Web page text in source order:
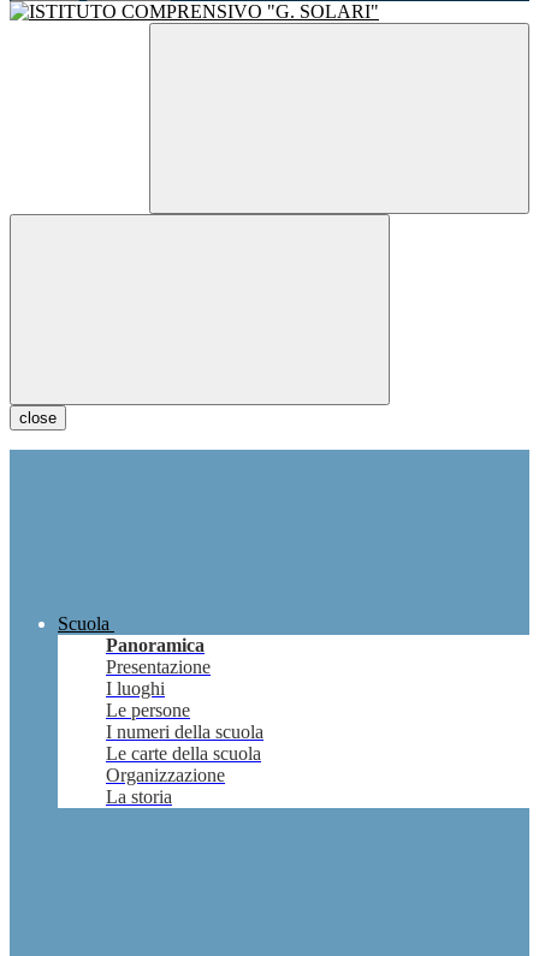
close
Scuola
Panoramica
Presentazione
I luoghi
Le persone
I numeri della scuola
Le carte della scuola
Organizzazione
La storia